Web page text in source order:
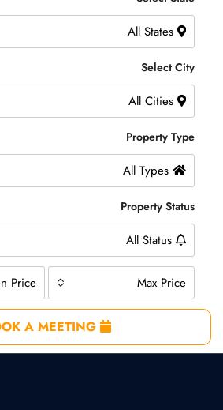
All States
Select City
All Cities
Property Type
All Types
Property Status
All Status
Price Max Price
BOOK A MEETING